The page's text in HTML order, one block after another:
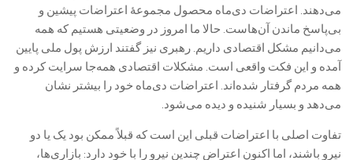
می‌دهند. اعتراضات دی‌ماه محصول مجموعۀ اعتراضات پیشین و
بی‌پاسخ ماندن آن‌هاست. حالا ما امروز در وضعیتی هستیم که همه
می‌دانیم مشکل اقتصادی داریم. رهبری نیز گفتند ارزش پول ملی پایین
آمده و این فکت واقعی است. مشکلات اقتصادی همه‌جا سرایت کرده و
همه مردم گرفتار شده‌اند. اعتراضات دی‌ماه خود را بیشتر نشان
می‌دهد و بسیار شنیده و دیده می‌شود.
تفاوت اصلی با اعتراضات قبلی این است که قبلاً ممکن بود یک یا دو
نیرو باشند، اما اکنون اعتراض چندین نیرو را با خود دارد: بازاری‌ها،